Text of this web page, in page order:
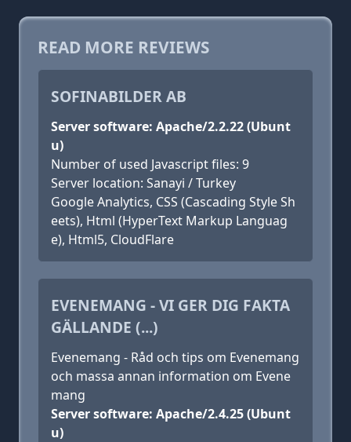
READ MORE REVIEWS
SOFINABILDER AB
Server software: Apache/2.2.22 (Ubunt
u)
Number of used Javascript files: 9
Server location: Sanayi / Turkey
Google Analytics, CSS (Cascading Style Sh
eets), Html (HyperText Markup Languag
e), Html5, CloudFlare
EVENEMANG - VI GER DIG FAKTA
GÄLLANDE (...)
Evenemang - Råd och tips om Evenemang
och massa annan information om Evene
mang
Server software: Apache/2.4.25 (Ubunt
u)